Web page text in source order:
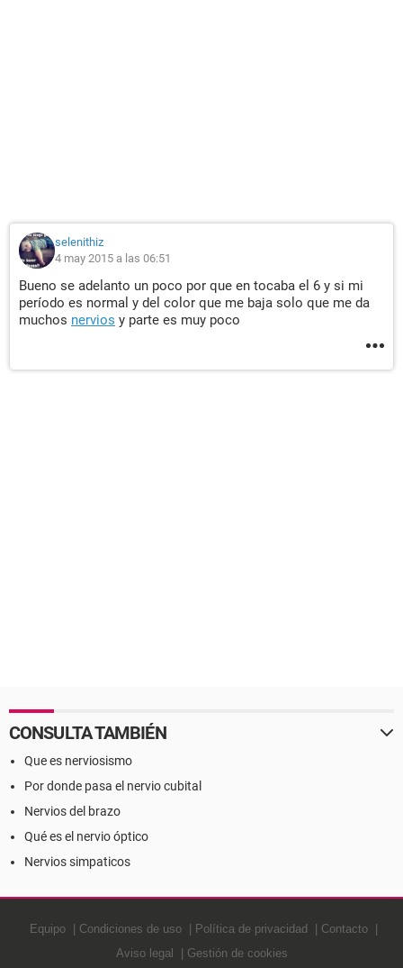
selenithiz
4 may 2015 a las 06:51
Bueno se adelanto un poco por que en tocaba el 6 y si mi
período es normal y del color que me baja solo que me da
muchos nervios y parte es muy poco
CONSULTA TAMBIÉN
Que es nerviosismo
Por donde pasa el nervio cubital
Nervios del brazo
Qué es el nervio óptico
Nervios simpaticos
Equipo Condiciones de uso Política de privacidad
Contacto
Aviso legal
Gestión de cookies